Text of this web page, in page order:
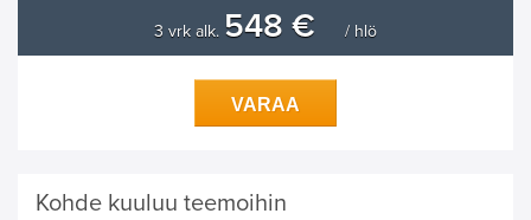
3 vrk alk. 548 € / hlö
VARAA
Kohde kuuluu teemoihin